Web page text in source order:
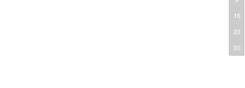
16
23
30